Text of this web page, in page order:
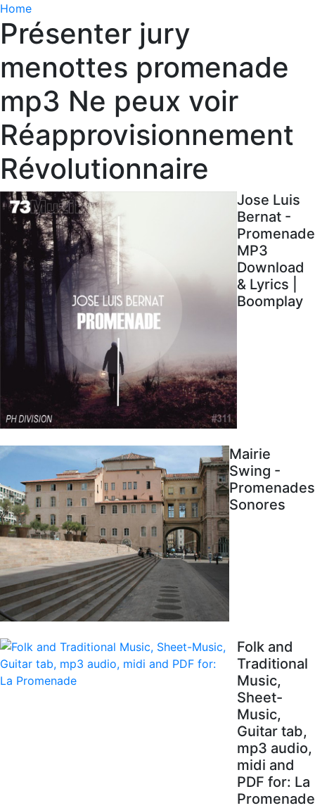
Home
Présenter jury
menottes promenade
mp3 Ne peux voir
Réapprovisionnement
Révolutionnaire
Jose Luis
Bernat -
Promenade
MP3
Download
& Lyrics |
Boomplay
Mairie
Swing -
Promenades
Sonores
Folk and
Traditional
Music,
Sheet-
Music,
Guitar tab,
mp3 audio,
midi and
PDF for: La
Promenade